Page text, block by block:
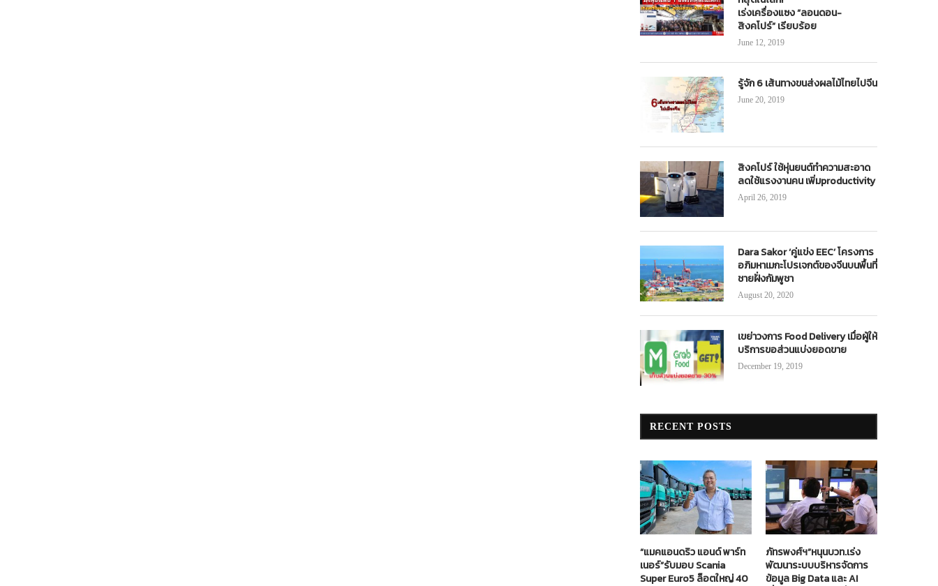
เร่งเครื่องแซง “ลอนดอน-
สิงคโปร์” เรียบร้อย
June 12, 2019
รู้จัก 6 เส้นทางขนส่งผลไม้ไทยไปจีน
June 20, 2019
สิงคโปร์ ใช้หุ่นยนต์ทำความสะอาด
ลดใช้แรงงานคน เพิ่มproductivity
April 26, 2019
Dara Sakor ‘คู่แข่ง EEC’ โครงการ
อภิมหาเมกะโปรเจกต์ของจีนบนพื้นที่
ชายฝั่งกัมพูชา
August 20, 2020
เขย่าวงการ Food Delivery เมื่อผู้ให้
บริการขอส่วนแบ่งยอดขาย
December 19, 2019
RECENT POSTS
“แมคแอนดริว แอนด์ พาร์ท
เนอร์”รับมอบ Scania
Super Euro5 ล็อตใหญ่ 40
ภัทรพงศ์ฯ”หนุนบวท.เร่ง
พัฒนาระบบบริหารจัดการ
ข้อมูล Big Data และ AI